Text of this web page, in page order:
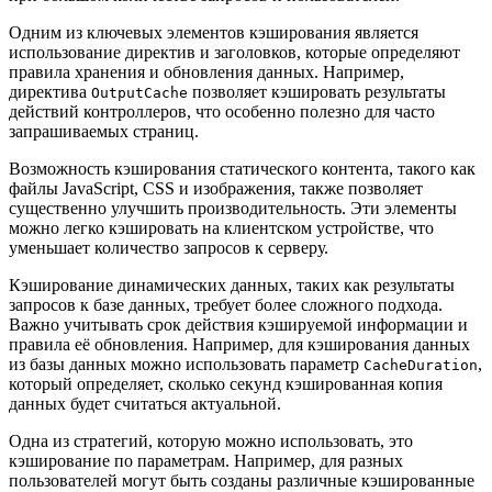
Одним из ключевых элементов кэширования является
использование директив и заголовков, которые определяют
правила хранения и обновления данных. Например,
директива OutputCache позволяет кэшировать результаты
действий контроллеров, что особенно полезно для часто
запрашиваемых страниц.
Возможность кэширования статического контента, такого как
файлы JavaScript, CSS и изображения, также позволяет
существенно улучшить производительность. Эти элементы
можно легко кэшировать на клиентском устройстве, что
уменьшает количество запросов к серверу.
Кэширование динамических данных, таких как результаты
запросов к базе данных, требует более сложного подхода.
Важно учитывать срок действия кэшируемой информации и
правила её обновления. Например, для кэширования данных
из базы данных можно использовать параметр CacheDuration,
который определяет, сколько секунд кэшированная копия
данных будет считаться актуальной.
Одна из стратегий, которую можно использовать, это
кэширование по параметрам. Например, для разных
пользователей могут быть созданы различные кэшированные